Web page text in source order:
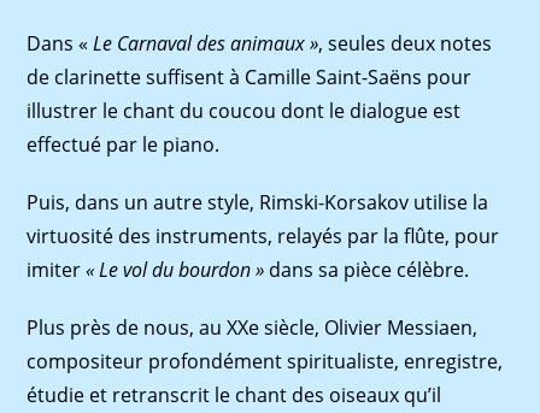
Dans «Le Carnaval des animaux », seules deux notes
de clarinette sufﬁsent à Camille Saint-Saëns pour
illustrer le chant du coucou dont le dialogue est
effectué par le piano.
Puis, dans un autre style, Rimski-Korsakov utilise la
virtuosité des instruments, relayés par la ﬂûte, pour
imiter« Le vol du bourdon » dans sa pièce célèbre.
Plus près de nous, au XXe siècle, Olivier Messiaen,
compositeur profondément spiritualiste, enregistre,
étudie et retranscrit le chant des oiseaux qu’il